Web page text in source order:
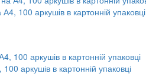
100 аркушів в картонній упаковці
аркушів в картонній упаковці